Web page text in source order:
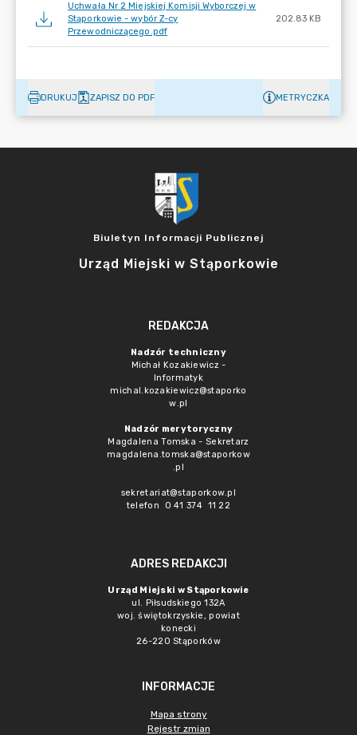
Uchwała Nr 2 Miejskiej Komisji Wyborczej w
Stąporkowie - wybór Z-cy
Przewodniczącego.pdf
202.83 KB
DRUKUJ ZAPISZ DO PDF METRYCZKA
Biuletyn Informacji Publicznej
Urząd Miejski w Stąporkowie
REDAKCJA
Nadzór techniczny
Michał Kozakiewicz -
Informatyk
michal.kozakiewicz@staporko
w.pl
Nadzór merytoryczny
Magdalena Tomska - Sekretarz
magdalena.tomska@staporkow
.pl
sekretariat@staporkow.pl
telefon 0 41 374 11 22
ADRES REDAKCJI
Urząd Miejski w Stąporkowie
ul. Piłsudskiego 132A
woj. świętokrzyskie, powiat
konecki
26-220 Stąporków
INFORMACJE
Mapa strony
Rejestr zmian